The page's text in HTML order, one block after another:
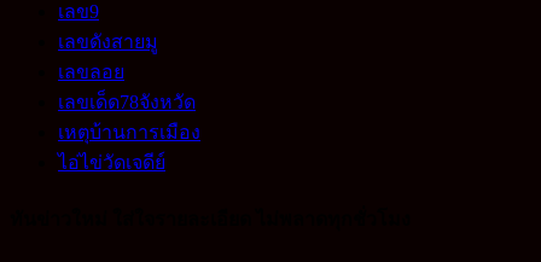
เลข9
เลขดังสายมู
เลขลอย
เลขเด็ด78จังหวัด
เหตุบ้านการเมือง
ไอ่ไข่วัดเจดีย์